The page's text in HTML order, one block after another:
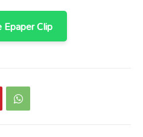
Epaper Clip